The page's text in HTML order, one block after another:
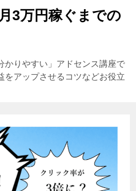
3万円稼ぐまでの
かりやすい」アドセンス講座で
をアップさせるコツなどお役立